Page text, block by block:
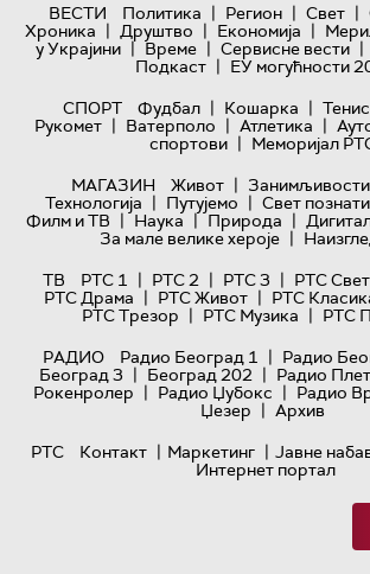
ВЕСТИ Политика | Регион | Свет |
Хроника | Друштво | Економија |
у Украјини | Време | Сервисне вести |
Подкаст | ЕУ могућности
СПОРТ
Фудбал | Кошарка | Тенис
Рукомет | Ватерполо | Атлетика |
спортови | Меморијал
МАГАЗИН
Живот | Занимљивости
Технологијa | Путујемо | Свет
Филм и ТВ | Наука | Природа |
За мале велике хероје |
ТВ
РТС 1 | РТС 2 | РТС 3 | РТС Свет
РТС Драма | РТС Живот | РТС
РТС Трезор | РТС Музика | РТС
РАДИО
Радио Београд 1 | Радио
Београд 3 | Београд 202 | Радио
Рокенролер | Радио Џубокс | Радио
Џезер | Архив
РТС
Контакт | Маркетинг | Јавне
Интернет портал